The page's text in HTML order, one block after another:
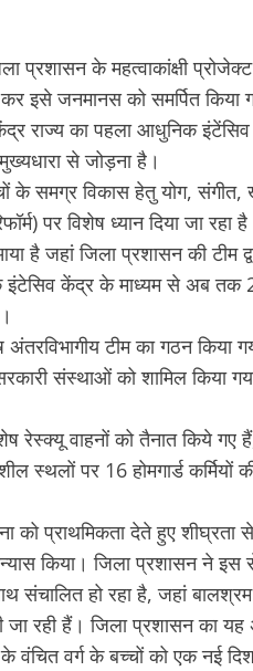
प्रशासन के महत्वाकांक्षी
इसे जनमानस को समर्पित
राज्य का पहला आधुनिक
से जोड़ना है।
के समग्र विकास हेतु योग,
पर विशेष ध्यान दिया जा
जहां जिला प्रशासन की टीम
इंटेसिव केंद्र के माध्यम से अब तक
टीम का गठन किया
संस्थाओं को शामिल किया
रेस्क्यू वाहनों को तैनात किये गए
पर 16 होमगार्ड कर्मियों
को प्राथमिकता देते हुए शीघ्रता
किया। जिला प्रशासन ने इस
हो रहा है, जहां बालश्रम
जा रही हैं। जिला प्रशासन का
वर्ग के बच्चों को एक नई